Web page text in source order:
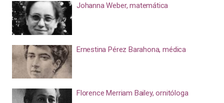
Johanna Weber, matemática
Ernestina Pérez Barahona, médica
Florence Merriam Bailey, ornitóloga